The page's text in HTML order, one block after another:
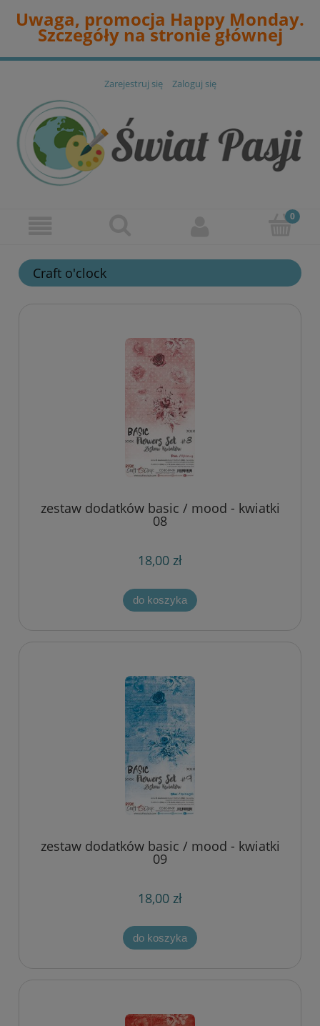
Uwaga, promocja Happy Monday.
Szczegóły na stronie głównej
Zarejestruj się Zaloguj się
Craft o'clock
zestaw dodatków basic / mood - kwiatki
08
18,00 zł
do koszyka
zestaw dodatków basic / mood - kwiatki
09
18,00 zł
do koszyka